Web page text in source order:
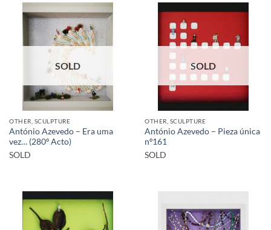
SOLD
OTHER, SCULPTURE
António Azevedo – Era uma
vez… (280º Acto)
SOLD
SOLD
OTHER, SCULPTURE
António Azevedo – Pieza única
nº161
SOLD